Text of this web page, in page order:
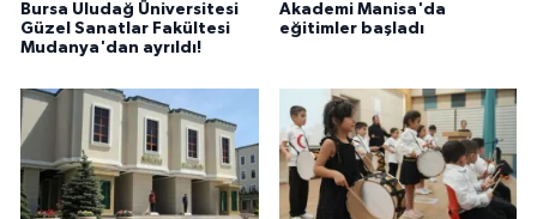
Bursa Uludağ Üniversitesi
Güzel Sanatlar Fakültesi
Mudanya'dan ayrıldı!
Akademi Manisa'da
eğitimler başladı